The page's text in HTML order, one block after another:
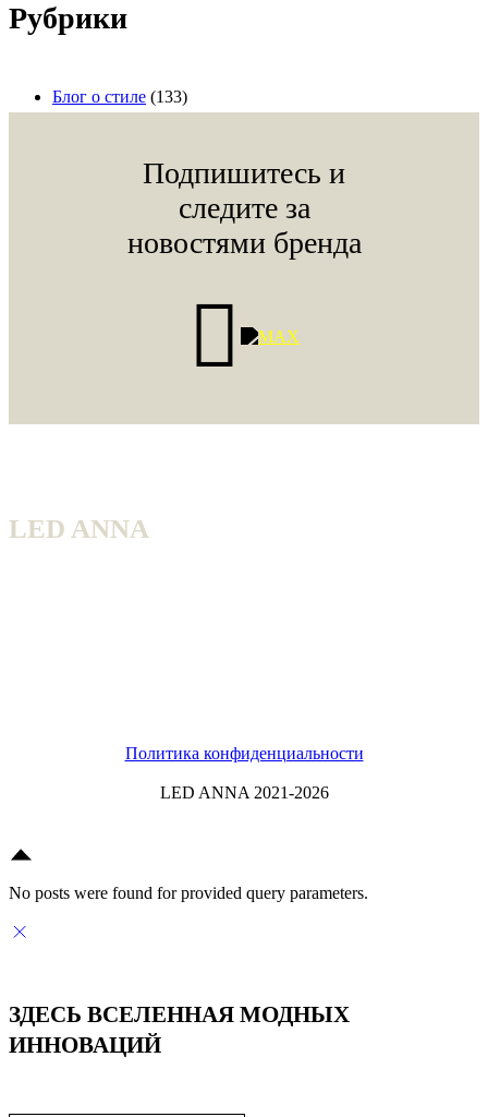
Рубрики
Блог о стиле (133)
Подпишитесь и
следите за
новостями бренда
LED ANNA
Политика конфиденциальности
LED ANNA 2021-2026
No posts were found for provided query parameters.
ЗДЕСЬ ВСЕЛЕННАЯ МОДНЫХ
ИННОВАЦИЙ